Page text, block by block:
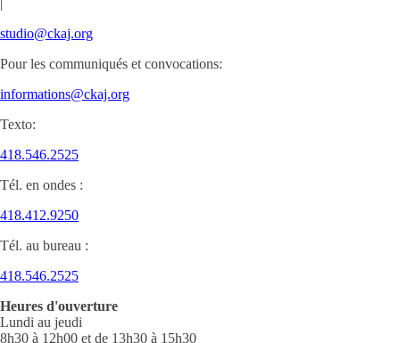
studio@ckaj.org
Pour les communiqués et convocations:
informations@ckaj.org
Texto:
418.546.2525
Tél. en ondes :
418.412.9250
Tél. au bureau :
418.546.2525
Heures d'ouverture
Lundi au jeudi
8h30 à 12h00 et de 13h30 à 15h30